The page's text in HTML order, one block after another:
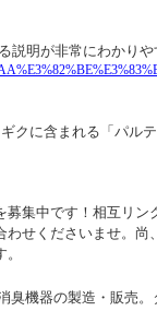
説明が非常にわかり
クに含まれる「パル
募集中です！相互リ
わせくださいませ。
機器の製造・販売。